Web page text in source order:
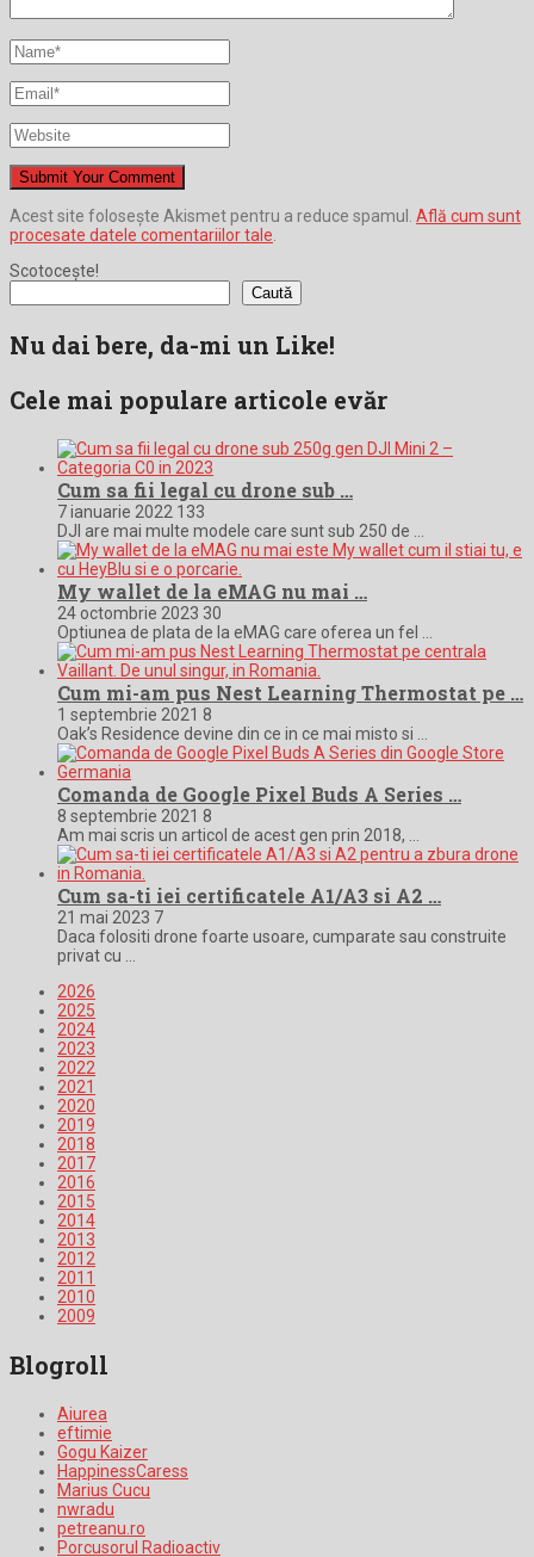
Acest site folosește Akismet pentru a reduce spamul. Află cum sunt
procesate datele comentariilor tale.
Scotocește!
Caută
Nu dai bere, da-mi un Like!
Cele mai populare articole evăr
Cum sa fii legal cu drone sub …
7 ianuarie 2022 133
DJI are mai multe modele care sunt sub 250 de …
My wallet de la eMAG nu mai …
24 octombrie 2023 30
Optiunea de plata de la eMAG care oferea un fel …
Cum mi-am pus Nest Learning Thermostat pe …
1 septembrie 2021 8
Oak’s Residence devine din ce in ce mai misto si …
Comanda de Google Pixel Buds A Series …
8 septembrie 2021 8
Am mai scris un articol de acest gen prin 2018, …
Cum sa-ti iei certificatele A1/A3 si A2 …
21 mai 2023 7
Daca folositi drone foarte usoare, cumparate sau construite
privat cu …
2026
2025
2024
2023
2022
2021
2020
2019
2018
2017
2016
2015
2014
2013
2012
2011
2010
2009
Blogroll
Aiurea
eftimie
Gogu Kaizer
HappinessCaress
Marius Cucu
nwradu
petreanu.ro
Porcusorul Radioactiv